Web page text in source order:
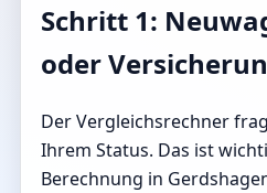
Schritt 1:
oder
Der Vergleichsrechner
Ihrem Status. Das ist
Berechnung in